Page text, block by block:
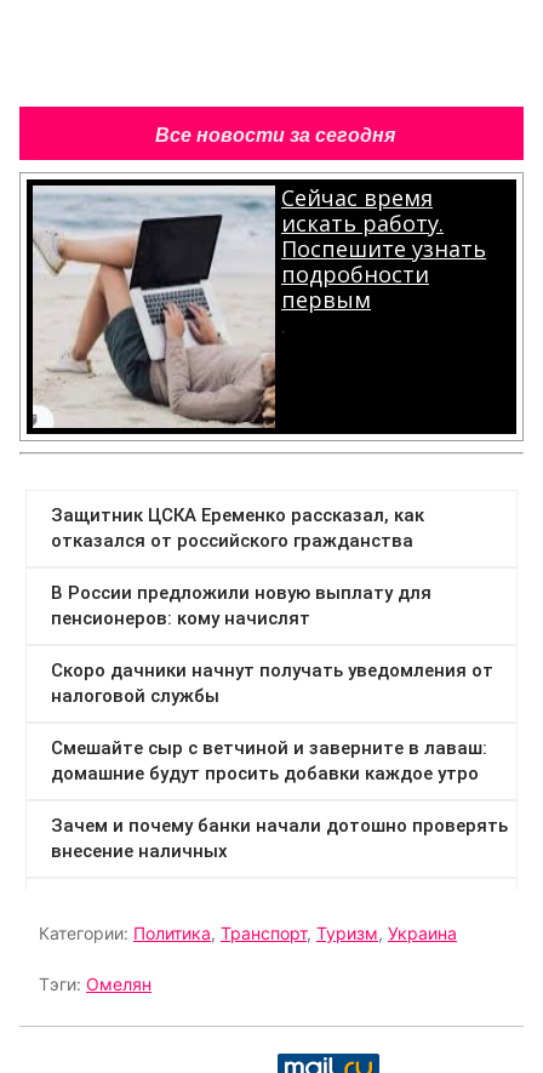
Все новости за сегодня
Сейчас время
искать работу.
Поспешите узнать
подробности
первым
.
Категории: Политика, Транспорт, Туризм, Украина
Тэги: Омелян